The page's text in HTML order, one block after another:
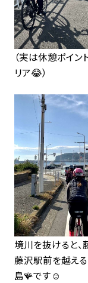
（実は休憩ポイン
リア😂）
境川を抜けると
藤沢駅前を越え
島🪸です☺️